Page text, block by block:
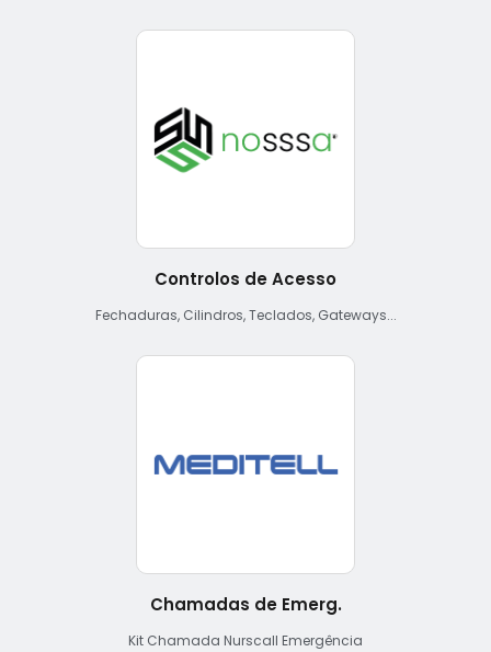
Controlos de Acesso
Fechaduras, Cilindros, Teclados, Gateways...
Chamadas de Emerg.
Kit Chamada Nurscall Emergência